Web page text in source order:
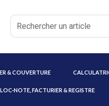
& COUVERTURE
NOTE, FACTURIER & REGISTRE